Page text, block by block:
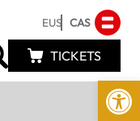
Abrir
EUS CAS
TICKETS